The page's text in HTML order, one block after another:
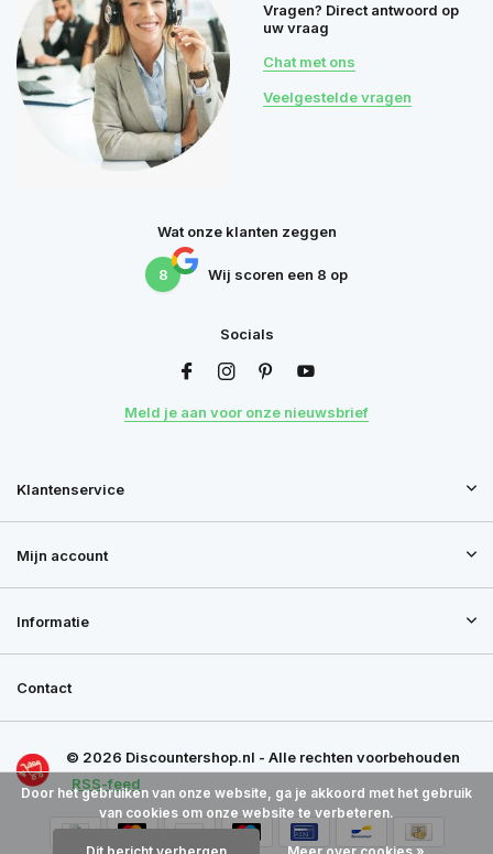
Vragen? Direct antwoord op
uw vraag
Chat met ons
Veelgestelde vragen
Wat onze klanten zeggen
8 Wij scoren een 8 op
Socials
Meld je aan voor onze nieuwsbrief
Klantenservice
Mijn account
Informatie
Contact
© 2026 Discountershop.nl - Alle rechten voorbehouden
RSS-feed
Door het gebruiken van onze website, ga je akkoord met het gebruik
van cookies om onze website te verbeteren.